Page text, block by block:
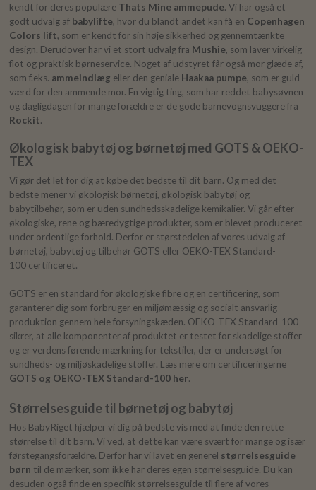
kendt for deres populære Thats Mine ammepude. Vi har også et
godt udvalg af babylifte, hvor du blandt andet kan få en Copenhagen
Colors lift, som er kendt for sin høje sikkerhed og gennemtænkte
design. Derudover har vi et stort udvalg fra Mushie, som laver virkelig
flot og praktisk børneservice. Noget af udstyret får også mor glæde af,
som f.eks. ammeindlæg eller den geniale Haakaa pumpe, som er guld
værd for den ammende mor. En vigtig ting, som har reddet babysøvnen
og dagligdagen for mange forældre er de gode barnevognsvuggere fra
Rockit.
Økologisk babytøj og børnetøj med GOTS & OEKO-
TEX
Vi gør det let for dig at købe det bedste til dit barn. Og med det
bedste mener vi økologisk børnetøj, økologisk babytøj og
babytilbehør, som er uden sundhedsskadelige kemikalier. Vi går efter
økologiske, rene og bæredygtige produkter, som er blevet produceret
under ordentlige forhold. Derfor er størstedelen af vores udvalg af
børnetøj, babytøj og tilbehør GOTS eller OEKO-TEX Standard-
100 certificeret.
GOTS er en standard for økologiske fibre og en certificering, som
garanterer dig som forbruger en miljømæssig og socialt ansvarlig
produktion gennem hele forsyningskæden. OEKO-TEX Standard-100
sikrer, at alle komponenter af produktet er testet for skadelige stoffer
og er verdens førende mærkning for tekstiler, der er undersøgt for
sundheds- og miljøskadelige stoffer. Læs mere om certificeringerne
GOTS og OEKO-TEX Standard-100 her.
Størrelsesguide til børnetøj og babytøj
Hos BabyRiget hjælper vi dig på bedste vis med at finde den rette
størrelse til dit barn. Vi ved, at dette kan være svært for mange og især
førstegangsforældre. Derfor har vi lavet en generel størrelsesguide
børn til de mærker, som ikke har deres egen størrelsesguide. Du kan
desuden også finde en specifik størrelsesguide til flere af vores